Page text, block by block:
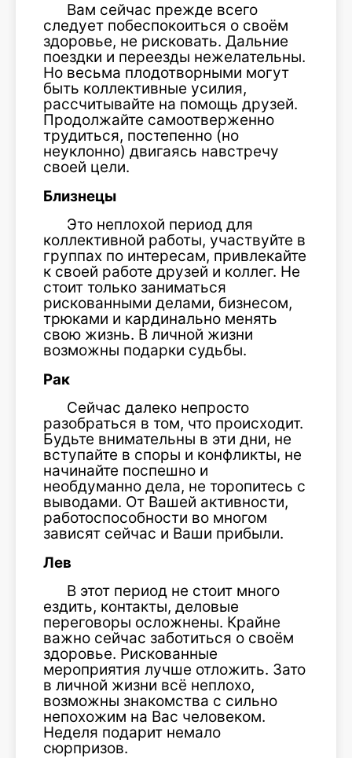
Вам сейчас прежде всего
следует побеспокоиться о своём
здоровье, не рисковать. Дальние
поездки и переезды нежелательны.
Но весьма плодотворными могут
быть коллективные усилия,
рассчитывайте на помощь друзей.
Продолжайте самоотверженно
трудиться, постепенно (но
неуклонно) двигаясь навстречу
своей цели.
Близнецы
Это неплохой период для
коллективной работы, участвуйте в
группах по интересам, привлекайте
к своей работе друзей и коллег. Не
стоит только заниматься
рискованными делами, бизнесом,
трюками и кардинально менять
свою жизнь. В личной жизни
возможны подарки судьбы.
Рак
Сейчас далеко непросто
разобраться в том, что происходит.
Будьте внимательны в эти дни, не
вступайте в споры и конфликты, не
начинайте поспешно и
необдуманно дела, не торопитесь с
выводами. От Вашей активности,
работоспособности во многом
зависят сейчас и Ваши прибыли.
Лев
В этот период не стоит много
ездить, контакты, деловые
переговоры осложнены. Крайне
важно сейчас заботиться о своём
здоровье. Рискованные
мероприятия лучше отложить. Зато
в личной жизни всё неплохо,
возможны знакомства с сильно
непохожим на Вас человеком.
Неделя подарит немало
сюрпризов.